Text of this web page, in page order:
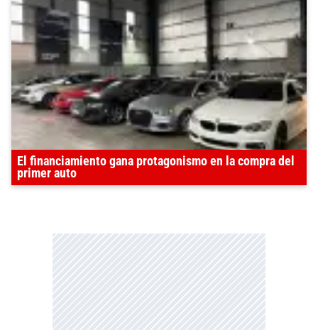
El financiamiento gana protagonismo en la compra del
primer auto